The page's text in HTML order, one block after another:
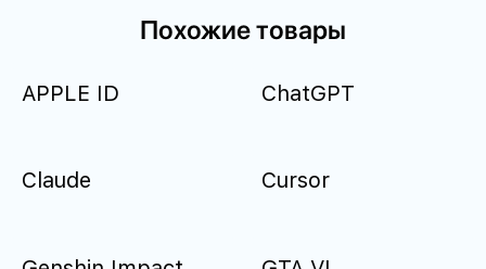
Похожие товары
APPLE ID ChatGPT
Claude Cursor